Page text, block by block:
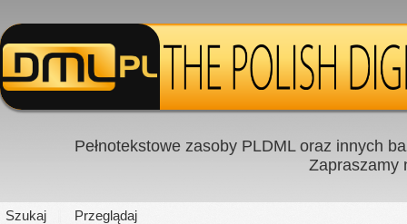
Pełnotekstowe zasoby PLDML oraz innych
Zapraszamy
Szukaj Przeglądaj